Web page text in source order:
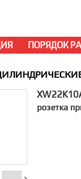
ПОРЯДОК
розетка